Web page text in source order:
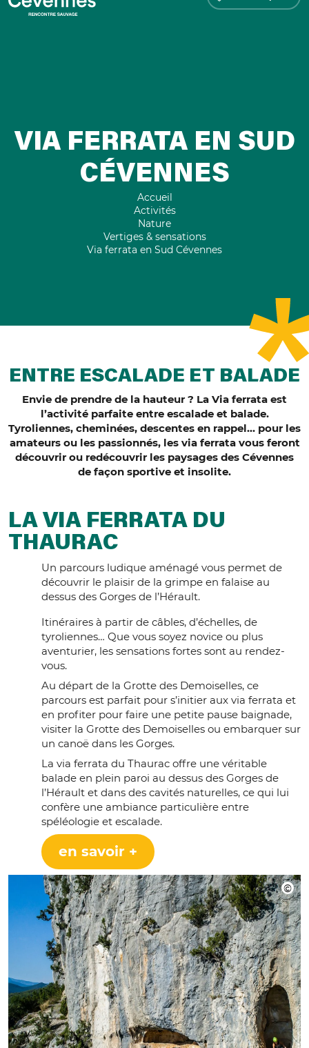
VIA FERRATA EN SUD
CÉVENNES
Accueil
Activités
Nature
Vertiges & sensations
Via ferrata en Sud Cévennes
ENTRE ESCALADE ET BALADE
Envie de prendre de la hauteur ? La Via ferrata est
l’activité parfaite entre escalade et balade.
Tyroliennes, cheminées, descentes en rappel… pour les
amateurs ou les passionnés, les via ferrata vous feront
découvrir ou redécouvrir les paysages des Cévennes
de façon sportive et insolite.
LA VIA FERRATA DU
THAURAC
Un parcours ludique aménagé vous permet de
découvrir le plaisir de la grimpe en falaise au
dessus des Gorges de l’Hérault.
Itinéraires à partir de câbles, d’échelles, de
tyroliennes… Que vous soyez novice ou plus
aventurier, les sensations fortes sont au rendez-
vous.
Au départ de la Grotte des Demoiselles, ce
parcours est parfait pour s’initier aux via ferrata et
en profiter pour faire une petite pause baignade,
visiter la Grotte des Demoiselles ou embarquer sur
un canoë dans les Gorges.
La via ferrata du Thaurac offre une véritable
balade en plein paroi au dessus des Gorges de
l’Hérault et dans des cavités naturelles, ce qui lui
confère une ambiance particulière entre
spéléologie et escalade.
en savoir +